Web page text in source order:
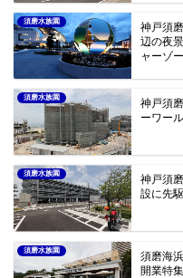
須磨水族園
神戸須
辺の夜
ャーゾ
須磨水族園
神戸須
ーワー
須磨水族園
神戸須
設に先
須磨水族園
須磨海
開業特